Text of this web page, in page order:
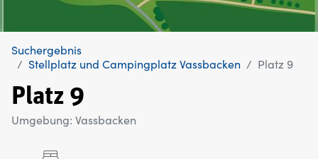
Suchergebnis
Stellplatz und Campingplatz Vassbacken
Platz 9
Platz 9
Umgebung: Vassbacken